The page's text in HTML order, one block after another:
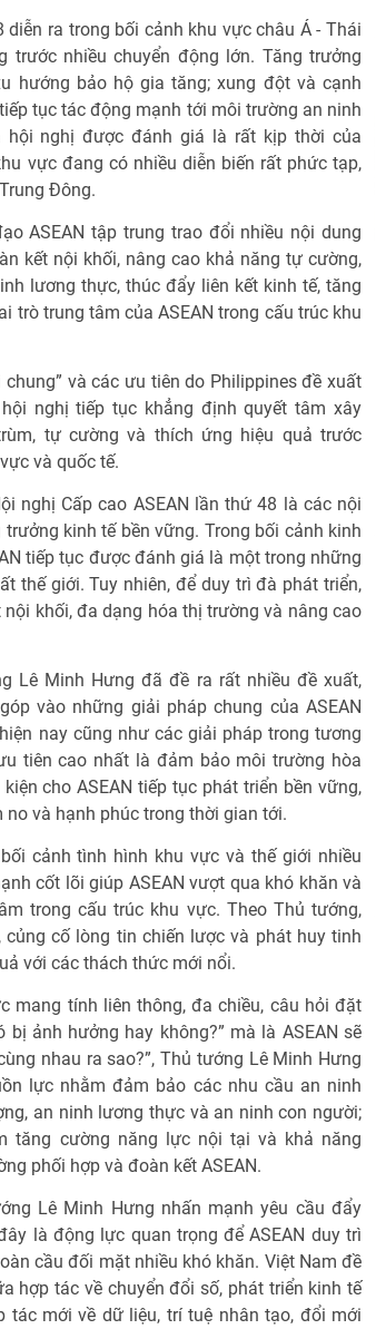
diễn ra trong bối cảnh khu vực châu Á - Thái
trước nhiều chuyển động lớn. Tăng trưởng
hướng bảo hộ gia tăng; xung đột và cạnh
tục tác động mạnh tới môi trường an ninh
nghị được đánh giá là rất kịp thời của
vực đang có nhiều diễn biến rất phức tạp,
Đông.
ASEAN tập trung trao đổi nhiều nội dung
kết nội khối, nâng cao khả năng tự cường,
lương thực, thúc đẩy liên kết kinh tế, tăng
trò trung tâm của ASEAN trong cấu trúc khu
và các ưu tiên do Philippines đề xuất
nghị tiếp tục khẳng định quyết tâm xây
tự cường và thích ứng hiệu quả trước
và quốc tế.
nghị Cấp cao ASEAN lần thứ 48 là các nội
kinh tế bền vững. Trong bối cảnh kinh
tiếp tục được đánh giá là một trong những
thế giới. Tuy nhiên, để duy trì đà phát triển,
nội khối, đa dạng hóa thị trường và nâng cao
Lê Minh Hưng đã đề ra rất nhiều đề xuất,
vào những giải pháp chung của ASEAN
nay cũng như các giải pháp trong tương
tiên cao nhất là đảm bảo môi trường hòa
cho ASEAN tiếp tục phát triển bền vững,
và hạnh phúc trong thời gian tới.
cảnh tình hình khu vực và thế giới nhiều
cốt lõi giúp ASEAN vượt qua khó khăn và
trong cấu trúc khu vực. Theo Thủ tướng,
củng cố lòng tin chiến lược và phát huy tinh
với các thách thức mới nổi.
mang tính liên thông, đa chiều, câu hỏi đặt
bị ảnh hưởng hay không?” mà là ASEAN sẽ
nhau ra sao?”, Thủ tướng Lê Minh Hưng
lực nhằm đảm bảo các nhu cầu an ninh
an ninh lương thực và an ninh con người;
tăng cường năng lực nội tại và khả năng
phối hợp và đoàn kết ASEAN.
Lê Minh Hưng nhấn mạnh yêu cầu đẩy
là động lực quan trọng để ASEAN duy trì
cầu đối mặt nhiều khó khăn. Việt Nam đề
hợp tác về chuyển đổi số, phát triển kinh tế
tác mới về dữ liệu, trí tuệ nhân tạo, đổi mới